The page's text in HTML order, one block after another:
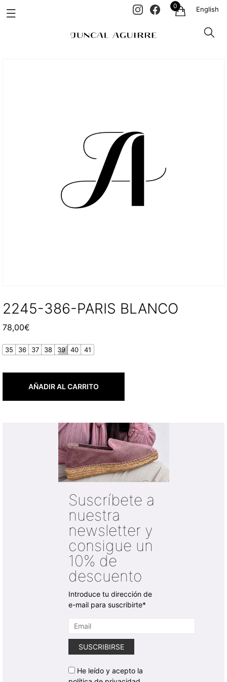
0 English
2245-386-PARIS BLANCO
78,00€
35 36 37 38 39 40 41
AÑADIR AL CARRITO
Suscríbete a
nuestra
newsletter y
consigue un
10% de
descuento
Introduce tu dirección de
e-mail para suscribirte*
He leído y acepto la